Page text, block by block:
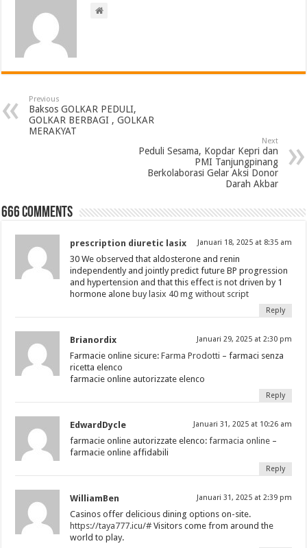
Previous
Baksos GOLKAR PEDULI,
GOLKAR BERBAGI , GOLKAR
MERAKYAT
Next
Peduli Sesama, Kopdar Kepri dan
PMI Tanjungpinang
Berkolaborasi Gelar Aksi Donor
Darah Akbar
666 comments
prescription diuretic lasix Januari 18, 2025 at 8:35 am
30 We observed that aldosterone and renin
independently and jointly predict future BP progression
and hypertension and that this effect is not driven by 1
hormone alonebuy lasix 40 mg without script
Reply
Brianordix Januari 29, 2025 at 2:30 pm
Farmacie online sicure:Farma Prodotti – farmaci senza
ricetta elenco
farmacie online autorizzate elenco
Reply
EdwardDycle Januari 31, 2025 at 10:26 am
farmacie online autorizzate elenco:farmacia online –
farmacie online affidabili
Reply
WilliamBen Januari 31, 2025 at 2:39 pm
Casinos offer delicious dining options on-site.
https://taya777.icu/# Visitors come from around the
world to play.